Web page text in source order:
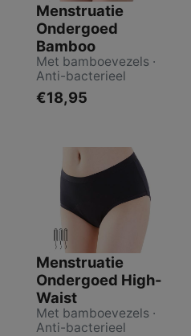
Menstruatie
Ondergoed
Bamboo
Met bamboevezels ·
Anti-bacterieel
€18,95
Menstruatie
Ondergoed High-
Waist
Met bamboevezels ·
Anti-bacterieel